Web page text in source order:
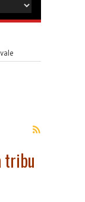
tribu